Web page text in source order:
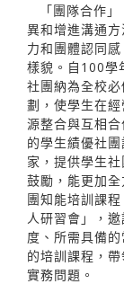
「團隊合作
異和增進溝通
力和團體認同
樣貌。自100學
社團納為全校
劃，使學生在
源整合與互相
的學生績優社
家，提供學生
鼓勵，能更加
團知能培訓課
人研習會」，
度、所需具備
的培訓課程，
實務問題。